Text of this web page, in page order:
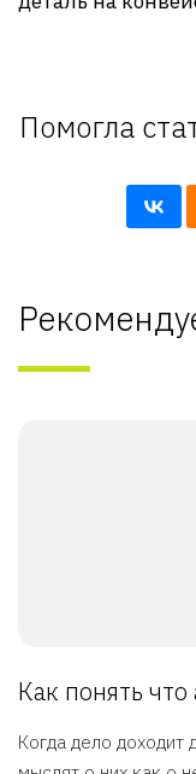
Помогла
Как понять
Когда дело доходит